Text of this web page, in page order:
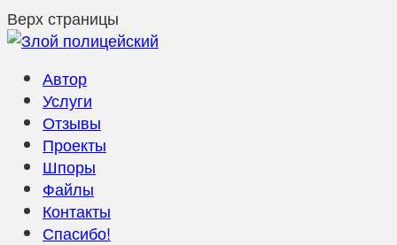
Верх страницы
Автор
Услуги
Отзывы
Проекты
Шпоры
Файлы
Контакты
Спасибо!